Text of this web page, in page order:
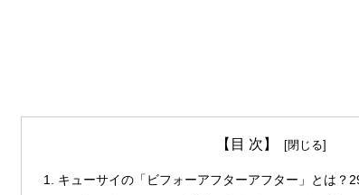
【目 次】
キューサイの「ビフォーアフターアフター」とは？